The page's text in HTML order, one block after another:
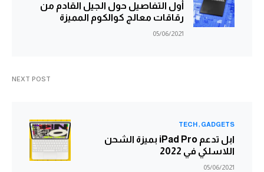
أول التفاصيل حول الجيل القادم من
رقاقات معالج كوالكوم المميزة
05/06/2021
NEXT POST
GADGETS
TECH
ابل تدعم iPad Pro بميزة الشحن
اللاسلكي في 2022
05/06/2021